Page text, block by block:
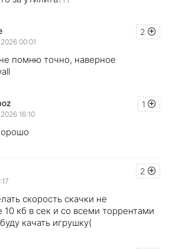
2
00:01
помню точно, наверное
1
16:10
2
скорость скачки не
кб в сек и со всеми торрентами
качать игрушку(